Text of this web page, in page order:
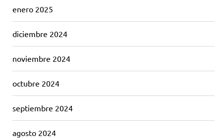
enero 2025
diciembre 2024
noviembre 2024
octubre 2024
septiembre 2024
agosto 2024